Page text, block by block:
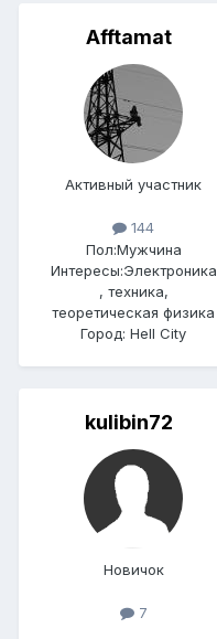
Afftamat
Активный участник
144
Пол:Мужчина
Интересы:Электроника
, техника,
теоретическая физика
Город: Hell City
kulibin72
Новичок
7